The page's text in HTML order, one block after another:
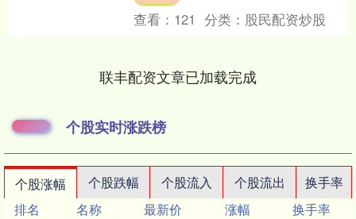
查看： 121 分类： 股民配资炒股
联丰配资文章已加载完成
个股实时涨跌榜
个股涨幅 个股跌幅 个股流入 个股流出
换手率
排名
名称 最新价 涨幅
换手率